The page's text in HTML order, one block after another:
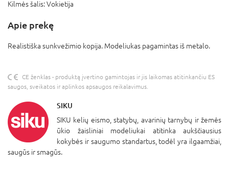
Kilmės šalis:Vokietija
Apie prekę
Realistiška sunkvežimio kopija. Modeliukas pagamintas iš metalo.
CE ženklas - produktą įvertino gamintojas ir jis laikomas atitinkančiu ES
saugos, sveikatos ir aplinkos apsaugos reikalavimus.
SIKU
SIKU kelių eismo, statybų, avarinių tarnybų ir žemės
ūkio žaisliniai modeliukai atitinka aukščiausius
kokybės ir saugumo standartus, todėl yra ilgaamžiai,
saugūs ir smagūs.